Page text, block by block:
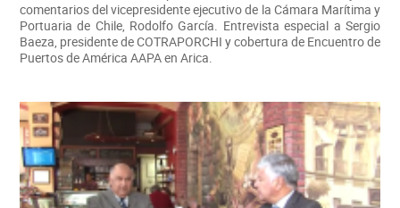
comentarios del vicepresidente ejecutivo de la Cámara Marítima y
Portuaria de Chile, Rodolfo García. Entrevista especial a Sergio
Baeza, presidente de COTRAPORCHI y cobertura de Encuentro de
Puertos de América AAPA en Arica.